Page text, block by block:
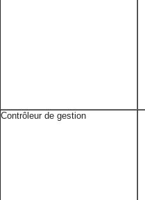
Contrôleur de gestion